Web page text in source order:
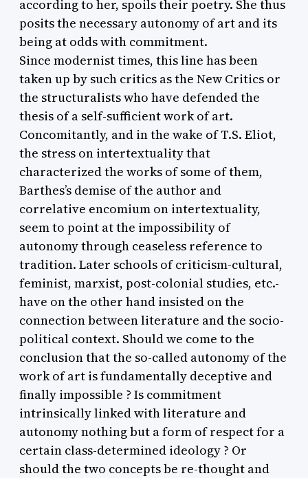
according to her, spoils their poetry. She thus
posits the necessary autonomy of art and its
being at odds with commitment.
Since modernist times, this line has been
taken up by such critics as the New Critics or
the structuralists who have defended the
thesis of a self-sufficient work of art.
Concomitantly, and in the wake of T.S. Eliot,
the stress on intertextuality that
characterized the works of some of them,
Barthes’s demise of the author and
correlative encomium on intertextuality,
seem to point at the impossibility of
autonomy through ceaseless reference to
tradition. Later schools of criticism-cultural,
feminist, marxist, post-colonial studies, etc.-
have on the other hand insisted on the
connection between literature and the socio-
political context. Should we come to the
conclusion that the so-called autonomy of the
work of art is fundamentally deceptive and
finally impossible ? Is commitment
intrinsically linked with literature and
autonomy nothing but a form of respect for a
certain class-determined ideology ? Or
should the two concepts be re-thought and